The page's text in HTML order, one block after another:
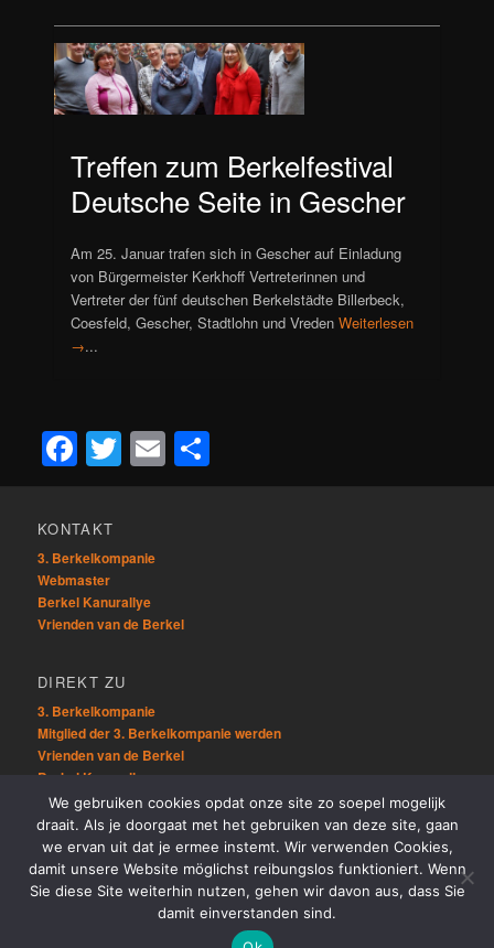
Treffen zum Berkelfestival
Deutsche Seite in Gescher
Am 25. Januar trafen sich in Gescher auf Einladung
von Bürgermeister Kerkhoff Vertreterinnen und
Vertreter der fünf deutschen Berkelstädte Billerbeck,
Coesfeld, Gescher, Stadtlohn und VredenWeiterlesen
→...
Facebook
Twitter
Email
KONTAKT
3. Berkelkompanie
Webmaster
Berkel Kanurallye
Vrienden van de Berkel
DIREKT ZU
3. Berkelkompanie
Mitglied der 3. Berkelkompanie werden
Vrienden van de Berkel
Berkel Kanurallye
ÜBRIG
Sitemap
Links
We gebruiken cookies opdat onze site zo soepel mogelijk
draait. Als je doorgaat met het gebruiken van deze site, gaan
we ervan uit dat je ermee instemt. Wir verwenden Cookies,
damit unsere Website möglichst reibungslos funktioniert. Wenn
Sie diese Site weiterhin nutzen, gehen wir davon aus, dass Sie
damit einverstanden sind.